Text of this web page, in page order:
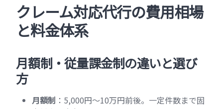
クレーム対応代行の費用相場
と料金体系
月額制・従量課金制の違いと選び
方
月額制 ：5,000円〜10万円前後。一定件数まで固